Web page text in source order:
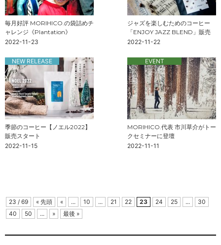
毎月好評 MORIHICO.の袋詰めチ
ャレンジ《Plantation》
2022-11-23
ジャズを楽しむためのコーヒー
「ENJOY JAZZ BLEND」販売
2022-11-22
NEW RELEASE
季節のコーヒー【ノエル2022】
販売スタート
2022-11-15
EVENT
MORIHICO.代表 市川草介がトー
クセミナーに登壇
2022-11-11
23 / 69 « 先頭 « ... 10 ... 21 22 23 24 25 ...
30
40
50 ... » 最後 »